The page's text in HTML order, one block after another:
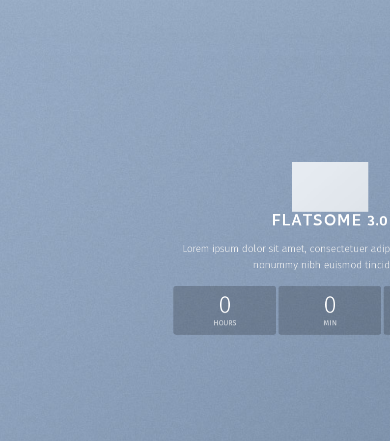
FLATSOME 3.0
Lorem ipsum dolor sit amet, consectetuer
nonummy nibh euismod
0
HOURS
0
MIN